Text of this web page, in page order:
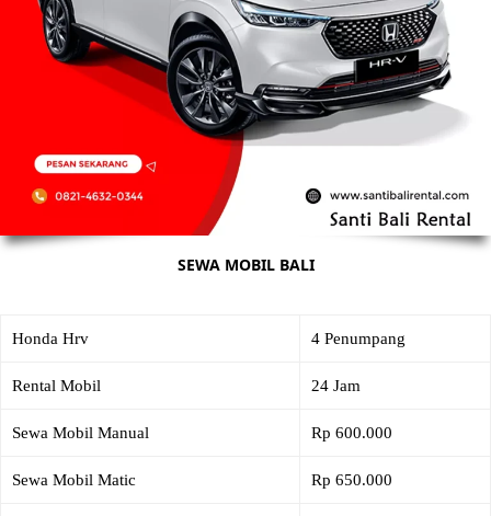
SEWA MOBIL BALI
Honda Hrv 4 Penumpang
Rental Mobil 24 Jam
Sewa Mobil Manual Rp 600.000
Sewa Mobil Matic Rp 650.000